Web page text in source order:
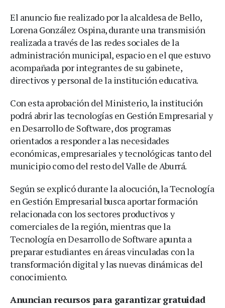
El anuncio fue realizado por la alcaldesa de Bello,
Lorena González Ospina, durante una transmisión
realizada a través de las redes sociales de la
administración municipal, espacio en el que estuvo
acompañada por integrantes de su gabinete,
directivos y personal de la institución educativa.
Con esta aprobación del Ministerio, la institución
podrá abrir las tecnologías en Gestión Empresarial y
en Desarrollo de Software, dos programas
orientados a responder a las necesidades
económicas, empresariales y tecnológicas tanto del
municipio como del resto del Valle de Aburrá.
Según se explicó durante la alocución, la Tecnología
en Gestión Empresarial busca aportar formación
relacionada con los sectores productivos y
comerciales de la región, mientras que la
Tecnología en Desarrollo de Software apunta a
preparar estudiantes en áreas vinculadas con la
transformación digital y las nuevas dinámicas del
conocimiento.
Anuncian recursos para garantizar gratuidad